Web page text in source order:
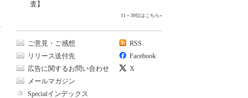
査】
11～30位はこちら»
ご意見・ご感想
リリース送付先
広告に関するお問い合わせ
メールマガジン
Specialインデックス
RSS
Facebook
X